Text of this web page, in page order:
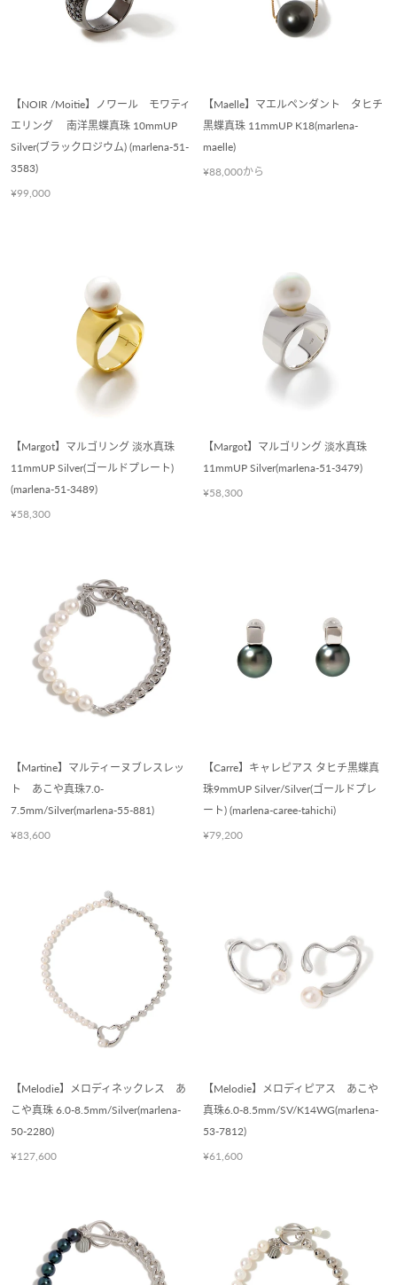
【NOIR /Moitie】ノワール モワティ
エリング 南洋黒蝶真珠 10mmUP
Silver(ブラックロジウム) (marlena-51-
3583)
¥99,000
【Maelle】マエルペンダント タヒチ
黒蝶真珠 11mmUP K18(marlena-
maelle)
¥88,000から
【Margot】マルゴリング 淡水真珠
11mmUP Silver(ゴールドプレート)
(marlena-51-3489)
¥58,300
【Margot】マルゴリング 淡水真珠
11mmUP Silver(marlena-51-3479)
¥58,300
【Martine】マルティーヌブレスレッ
ト あこや真珠7.0-
7.5mm/Silver(marlena-55-881)
¥83,600
【Carre】キャレピアス タヒチ黒蝶真
珠9mmUP Silver/Silver(ゴールドプレ
ート) (marlena-caree-tahichi)
¥79,200
【Melodie】メロディネックレス あ
こや真珠 6.0-8.5mm/Silver(marlena-
50-2280)
¥127,600
【Melodie】メロディピアス あこや
真珠6.0-8.5mm/SV/K14WG(marlena-
53-7812)
¥61,600